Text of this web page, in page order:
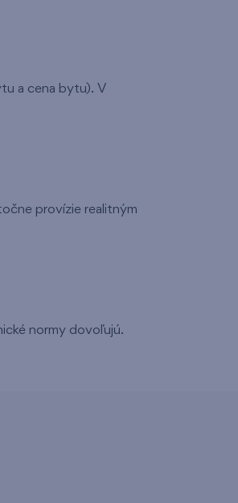
a cena bytu). V
provízie realitným
normy dovoľujú.